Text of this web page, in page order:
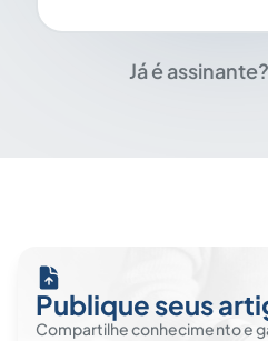
Já é assinante?
Publique seus
Compartilhe conhecimento e